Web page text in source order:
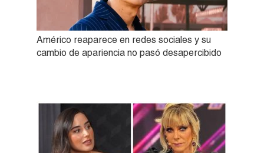
Américo reaparece en redes sociales y su
cambio de apariencia no pasó desapercibido